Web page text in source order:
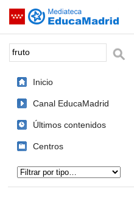
Saltar navegación
Palabra o frase:
Inicio
Canal EducaMadrid
Últimos contenidos
Centros